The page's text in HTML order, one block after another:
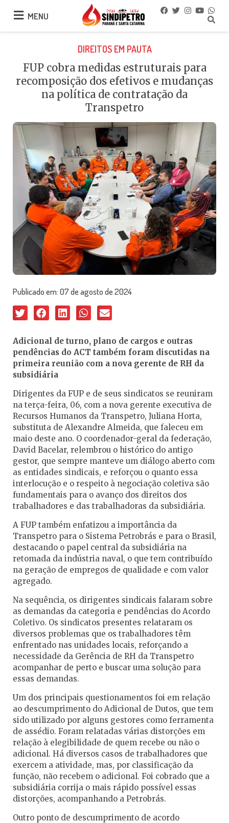
MENU
MENU
DIREITOS EM PAUTA
FUP cobra medidas estruturais para
recomposição dos efetivos e mudanças
na política de contratação da
Transpetro
Publicado em:07 de agosto de 2024
Adicional de turno, plano de cargos e outras
pendências do ACT também foram discutidas na
primeira reunião com a nova gerente de RH da
subsidiária
Dirigentes da FUP e de seus sindicatos se reuniram
na terça-feira, 06, com a nova gerente executiva de
Recursos Humanos da Transpetro, Juliana Horta,
substituta de Alexandre Almeida, que faleceu em
maio deste ano. O coordenador-geral da federação,
David Bacelar, relembrou o histórico do antigo
gestor, que sempre manteve um diálogo aberto com
as entidades sindicais, e reforçou o quanto essa
interlocução e o respeito à negociação coletiva são
fundamentais para o avanço dos direitos dos
trabalhadores e das trabalhadoras da subsidiária.
A FUP também enfatizou a importância da
Transpetro para o Sistema Petrobrás e para o Brasil,
destacando o papel central da subsidiária na
retomada da indústria naval, o que tem contribuído
na geração de empregos de qualidade e com valor
agregado.
Na sequência, os dirigentes sindicais falaram sobre
as demandas da categoria e pendências do Acordo
Coletivo. Os sindicatos presentes relataram os
diversos problemas que os trabalhadores têm
enfrentado nas unidades locais, reforçando a
necessidade da Gerência de RH da Transpetro
acompanhar de perto e buscar uma solução para
essas demandas.
Um dos principais questionamentos foi em relação
ao descumprimento do Adicional de Dutos, que tem
sido utilizado por alguns gestores como ferramenta
de assédio. Foram relatadas várias distorções em
relação à elegibilidade de quem recebe ou não o
adicional. Há diversos casos de trabalhadores que
exercem a atividade, mas, por classificação da
função, não recebem o adicional. Foi cobrado que a
subsidiária corrija o mais rápido possível essas
distorções, acompanhando a Petrobrás.
Outro ponto de descumprimento de acordo